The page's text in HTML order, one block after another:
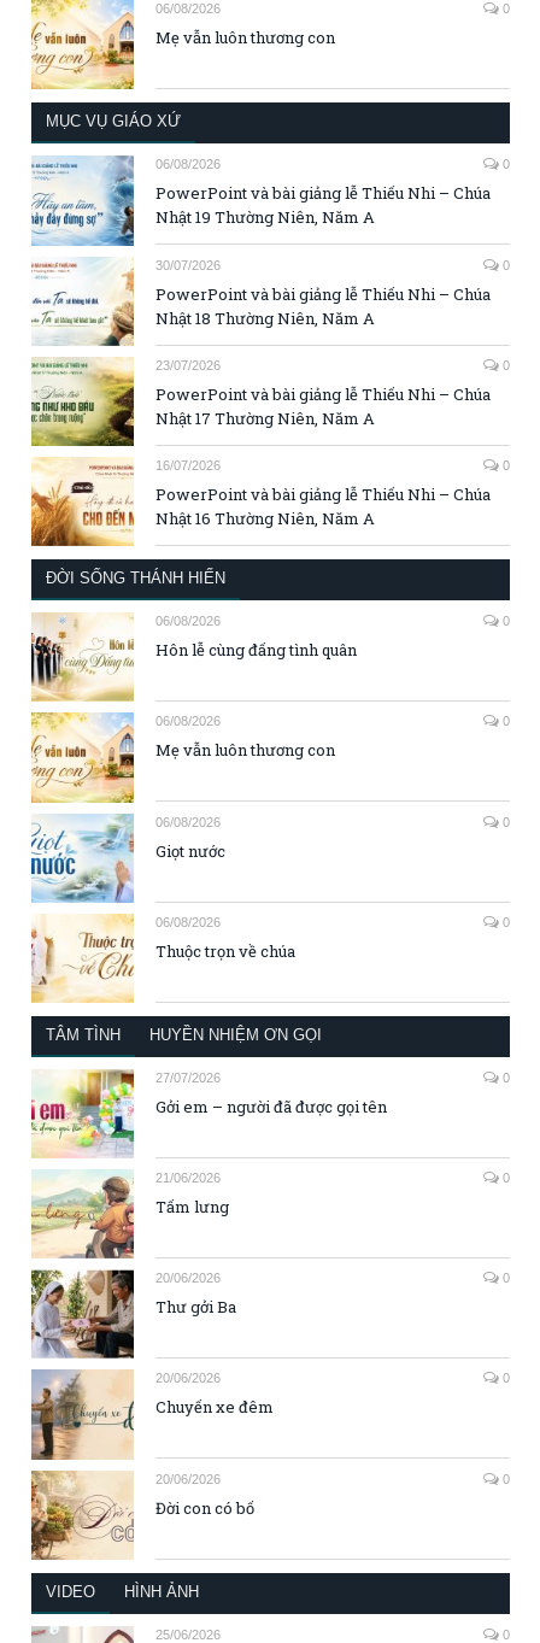
06/08/2026 0
Mẹ vẫn luôn thương con
MỤC VỤ GIÁO XỨ
06/08/2026 0
PowerPoint và bài giảng lễ Thiếu Nhi – Chúa
Nhật 19 Thường Niên, Năm A
30/07/2026 0
PowerPoint và bài giảng lễ Thiếu Nhi – Chúa
Nhật 18 Thường Niên, Năm A
23/07/2026 0
PowerPoint và bài giảng lễ Thiếu Nhi – Chúa
Nhật 17 Thường Niên, Năm A
16/07/2026 0
PowerPoint và bài giảng lễ Thiếu Nhi – Chúa
Nhật 16 Thường Niên, Năm A
ĐỜI SỐNG THÁNH HIẾN
06/08/2026 0
Hôn lễ cùng đấng tình quân
06/08/2026 0
Mẹ vẫn luôn thương con
06/08/2026 0
Giọt nước
06/08/2026 0
Thuộc trọn về chúa
TÂM TÌNH HUYỀN NHIỆM ƠN GỌI
27/07/2026 0
Gởi em – người đã được gọi tên
21/06/2026 0
Tấm lưng
20/06/2026 0
Thư gởi Ba
20/06/2026 0
Chuyến xe đêm
20/06/2026 0
Đời con có bố
VIDEO HÌNH ẢNH
25/06/2026 0